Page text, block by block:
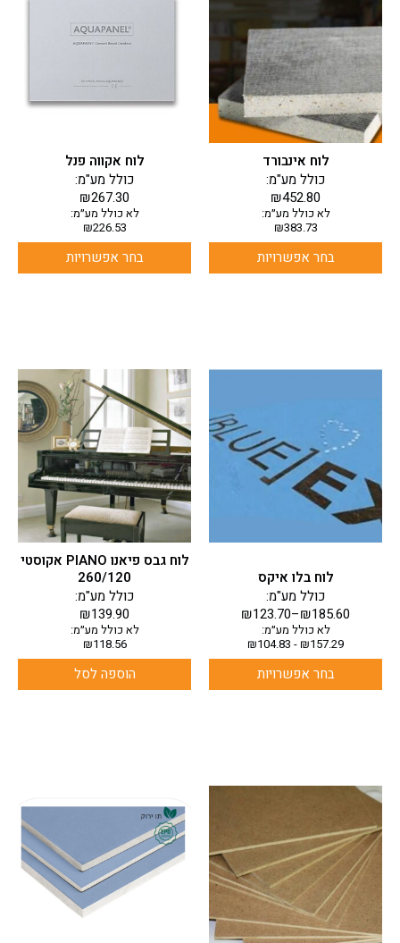
לוח אינבורד
₪452.80
כולל מע"מ:
לא כולל מע״מ:
₪383.73
בחר אפשרויות
מספר
סוגים.
ניתן
לבחור
את
האפשרויות
בעמוד
המוצר
לוח אקווה פנל
₪267.30
כולל מע"מ:
לא כולל מע״מ:
₪226.53
בחר אפשרויות
מספר
לבחור
את
המוצר
לוח בלו איקס
₪123.70–₪185.60
כולל מע"מ:
לא כולל מע״מ:
₪157.29
-
₪104.83
בחר אפשרויות
מספר
סוגים.
ניתן
לבחור
בעמוד
לוח גבס פיאנו PIANO אקוסטי
260/120
₪139.90
כולל מע"מ:
לא כולל מע״מ:
₪118.56
הוספה לסל
מספר
סוגים.
ניתן
לבחור
את
זה
מספר
סוגים.
ניתן
לבחור